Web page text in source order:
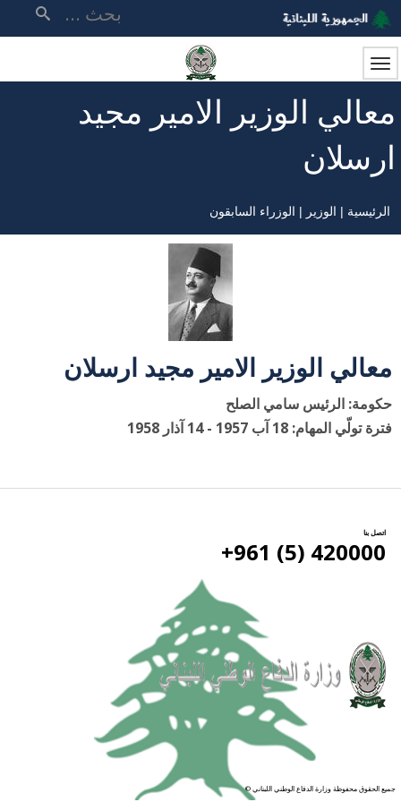
تجاوز
إلى
المحتوى
الرئيسي
معالي الوزير الامير مجيد
ارسلان
مسار
الرئيسية الوزير الوزراء السابقون
معالي الوزير الامير مجيد ارسلان
حكومة: الرئيس سامي الصلح
فترة تولّي المهام: 18 آب 1957 - 14 آذار 1958
اتصل بنا
420000 (5) 961+
جميع الحقوق محفوظة وزارة الدفاع الوطني اللبناني ©